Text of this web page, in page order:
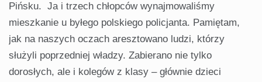
Pińsku. Ja i trzech chłopców wynajmowaliśmy
mieszkanie u byłego polskiego policjanta. Pamiętam,
jak na naszych oczach aresztowano ludzi, którzy
służyli poprzedniej władzy. Zabierano nie tylko
dorosłych, ale i kolegów z klasy – głównie dzieci